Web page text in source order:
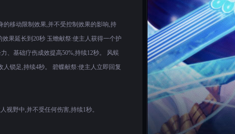
移动限制效果,并不受控制效果的影响,持
果延长到20秒 玉蟾献祭:使主人获得一个护
、基础疗伤成效提高50%,持续12秒。 风蜈
锁足,持续4秒。 碧蝶献祭:使主人立即回复
视野中,并不受任何伤害,持续1秒。